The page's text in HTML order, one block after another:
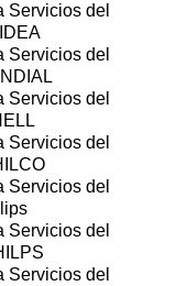
Servicios del
Servicios del
Servicios del
Servicios del
Servicios del
Servicios del
Servicios del